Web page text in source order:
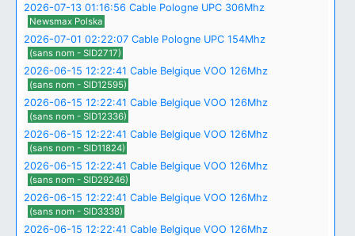
2026-07-13 01:16:56 Cable Pologne UPC 306Mhz
Newsmax Polska
2026-07-01 02:22:07 Cable Pologne UPC 154Mhz
(sans nom - SID2717)
2026-06-15 12:22:41 Cable Belgique VOO 126Mhz
(sans nom - SID12595)
2026-06-15 12:22:41 Cable Belgique VOO 126Mhz
(sans nom - SID12336)
2026-06-15 12:22:41 Cable Belgique VOO 126Mhz
(sans nom - SID11824)
2026-06-15 12:22:41 Cable Belgique VOO 126Mhz
(sans nom - SID29246)
2026-06-15 12:22:41 Cable Belgique VOO 126Mhz
(sans nom - SID3338)
2026-06-15 12:22:41 Cable Belgique VOO 126Mhz